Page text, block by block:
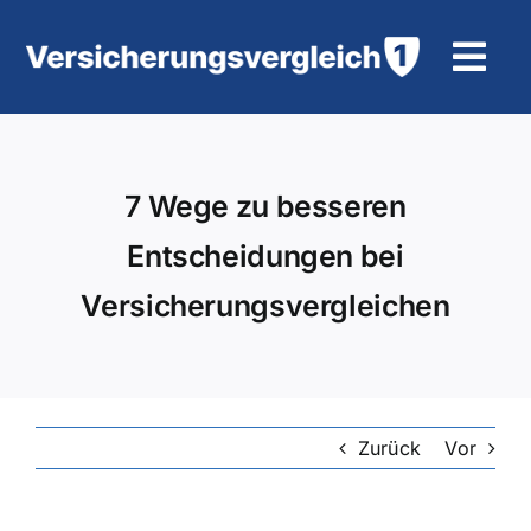
Inhalt
KFZ-Versicherung7 Wege zu besseren
Entscheidungen bei
Versicherungsvergleichen
Zurück Vor